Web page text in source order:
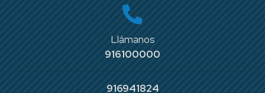
Llámanos
916100000
916941824